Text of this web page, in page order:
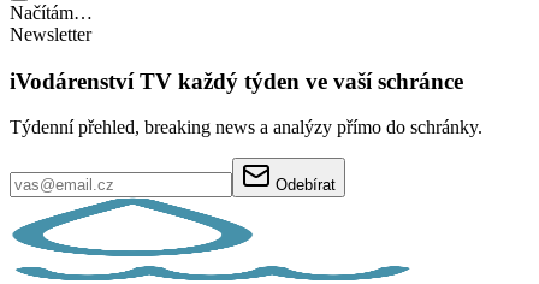
Načítám…
Newsletter
iVodárenství TV každý týden ve vaší schránce
Týdenní přehled, breaking news a analýzy přímo do schránky.
Odebírat